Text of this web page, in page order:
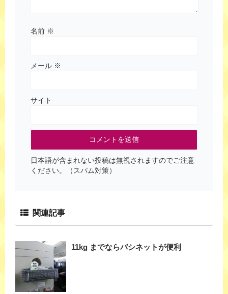
名前 ※
メール ※
サイト
日本語が含まれない投稿は無視されますのでご注意
ください。（スパム対策）
関連記事
11kg までならバシネットが便利